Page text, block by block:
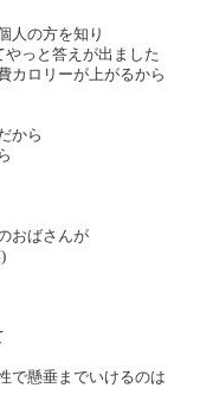
人の方を知り
っと答えが出ました
カロリーが上がるから
から
おばさんが
で懸垂までいけるのは